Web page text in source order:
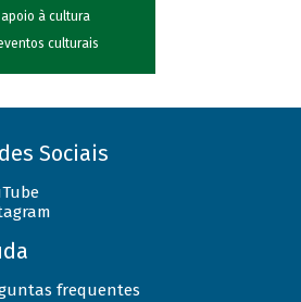
apoio à cultura
culturais
Sociais
frequentes